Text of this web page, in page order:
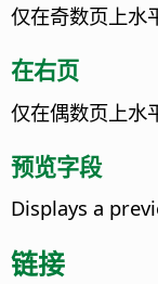
仅在奇数页上水
在右页
仅在偶数页上水
预览字段
Displays a
链接